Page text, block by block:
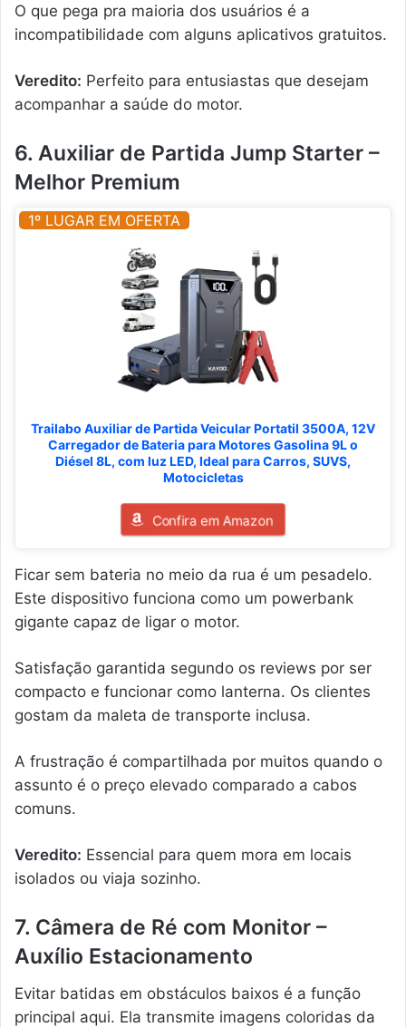
O que pega pra maioria dos usuários é a
incompatibilidade com alguns aplicativos gratuitos.
Veredito: Perfeito para entusiastas que desejam
acompanhar a saúde do motor.
6. Auxiliar de Partida Jump Starter –
Melhor Premium
1º LUGAR EM OFERTA
Trailabo Auxiliar de Partida Veicular Portatil 3500A, 12V
Carregador de Bateria para Motores Gasolina 9L o
Diésel 8L, com luz LED, Ideal para Carros, SUVS,
Motocicletas
Confira em Amazon
Ficar sem bateria no meio da rua é um pesadelo.
Este dispositivo funciona como um powerbank
gigante capaz de ligar o motor.
Satisfação garantida segundo os reviews por ser
compacto e funcionar como lanterna. Os clientes
gostam da maleta de transporte inclusa.
A frustração é compartilhada por muitos quando o
assunto é o preço elevado comparado a cabos
comuns.
Veredito: Essencial para quem mora em locais
isolados ou viaja sozinho.
7. Câmera de Ré com Monitor –
Auxílio Estacionamento
Evitar batidas em obstáculos baixos é a função
principal aqui. Ela transmite imagens coloridas da